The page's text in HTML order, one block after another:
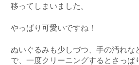
移ってしまいました。
やっぱり可愛いですね！
ぬいぐるみも少しづつ、手の汚れな
で、一度クリーニングするとさっぱ